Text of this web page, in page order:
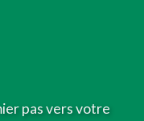
pas vers votre